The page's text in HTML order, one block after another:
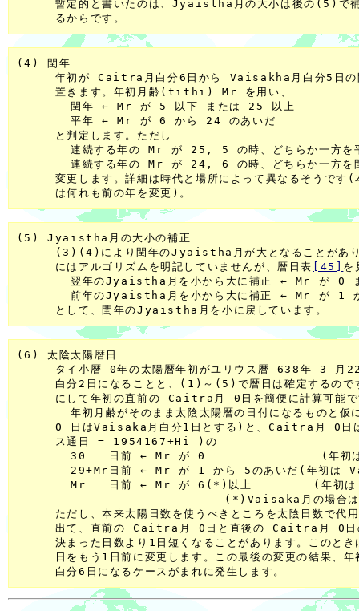
暫定的と書いたのは、Jyaistha月の大小は後の(5)で
(4) 閏年
年初が Caitra月白分6日から Vaisakha月白分5日の
     置きます。年初月齢(tithi) Mr を用い、
       閏年 ← Mr が 5 以下 または 25 以上
       平年 ← Mr が 6 から 24 のあいだ
     と判定します。ただし
連続する年の Mr が 25, 5 の時、どちらか一方を
連続する年の Mr が 24, 6 の時、どちらか一方を
変更します。詳細は時代と場所によって異なるそうです(
(5) Jyaistha月の大小の補正
(3)(4)により閏年のJyaistha月が大となることがあ
     にはアルゴリズムを明記していませんが、暦日表
[45] を
翌年のJyaistha月を小から大に補正 ← Mr が 0
前年のJyaistha月を小から大に補正 ← Mr が 1
(6) 太陰太陽暦日
タイ小暦 0年の太陽暦年初がユリウス暦 638年 3 月
白分2日になることと、(1)～(5)で暦日は確定するので
にして年初の直前の Caitra月 0日を簡便に計算可能で
年初月齢がそのまま太陰太陽暦の日付になるものと仮
0 日はVaisaka月白分1日とする)と、Caitra月 0日
     ス通日 = 1954167+Hi )の
30   日前 ← Mr が 0               (年初
29+Mr日前 ← Mr が 1 から 5のあいだ(年初は
Mr   日前 ← Mr が 6(*)以上        (年初
(*)Vaisaka月の場合
ただし、本来太陽日数を使うべきところを太陰日数で代
出て、直前の Caitra月 0日と直後の Caitra月 0日
決まった日数より1日短くなることがあります。このと
日をもう1日前に変更します。この最後の変更の結果、